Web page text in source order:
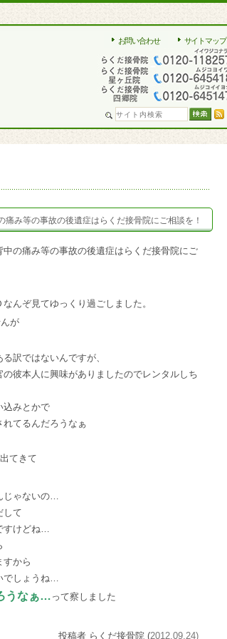
お問い合わせ サイトマップ
み等の事故の後遺症はらくだ接骨院にご相談を！
の痛み等の事故の後遺症はらくだ接骨院にご
んぞ見てゆっくり過ごしました。
が
訳ではないんですが、
彼本人に興味がありましたのでレンタルしち
みとかで
てるんだろうなぁ
てきて
じゃないの…
して
すけどね…
から
でしょうね…
うなぁ…って察しました
投稿者 らくだ接骨院 (2012.09.24)